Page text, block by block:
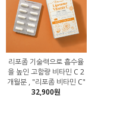
리포좀 기술력으로 흡수율
을 높인 고함량 비타민 C 2
개월분 , "리포좀 비타민 C"
32,900원